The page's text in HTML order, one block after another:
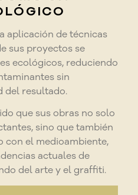
aplicación de técnicas
sus proyectos se
ecológicos, reduciendo
sin
del resultado.
que sus obras no solo
sino que también
con el medioambiente,
actuales de
del arte y el graffiti.